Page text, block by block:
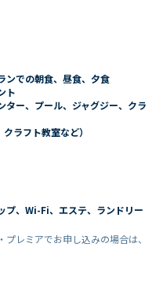
ンでの朝食、昼食、夕食
ト
ター、プール、ジャグジー、クラ
ラフト教室など）
プ、Wi-Fi、エステ、ランドリー
レミアでお申し込みの場合は、